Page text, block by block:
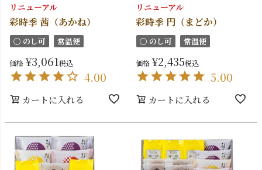
リニューアル
彩時季 茜（あかね）
〇 のし可 常温便
価格 ¥3,061税込
4.00
カートに入れる
リニューアル
彩時季 円（まどか）
〇 のし可 常温便
価格 ¥2,435税込
5.00
カートに入れる